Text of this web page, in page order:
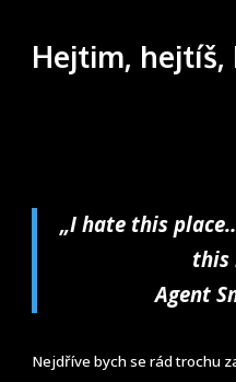
Hejtim,
„I hate this
this
Agent
Nejdříve bych se rád trochu